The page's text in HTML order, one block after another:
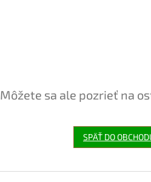
Môžete sa ale pozrieť na
SPÄŤ DO